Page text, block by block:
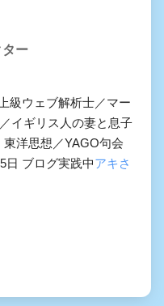
ター
級ウェブ解析士／マー
イギリス人の妻と息子
洋思想／YAGO句会
日 ブログ実践中アキさ